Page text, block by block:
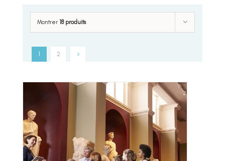
Montrer 18 produits
1 2